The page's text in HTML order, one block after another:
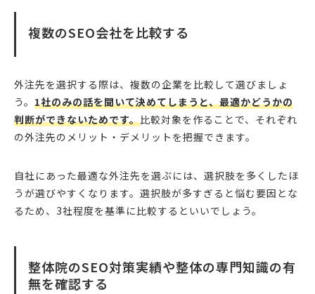
複数のSEO会社を比較する
外注先を選択する際は、複数の企業を比較して選びましょ
う。 1社のみの話を聞いて決めてしまうと、最適かどうかの
判断ができないためです。比較対象を作ることで、それぞれ
の外注先のメリット・デメリットを把握できます。
自社にあった最適な外注先を選ぶには、選択肢を多くしたほ
うが選びやすくなります。選択肢が多すぎると悩む要因とな
るため、3社程度を基準に比較するといいでしょう。
整体院のSEO対策実績や整体の専門知識の有
無を確認する